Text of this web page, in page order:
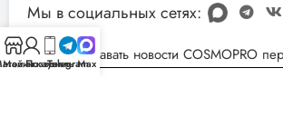
Мы в социальных сетях:
Узнавать новости COSMOPRO
Мой аккаунт
Позвонить
Telegram
Max